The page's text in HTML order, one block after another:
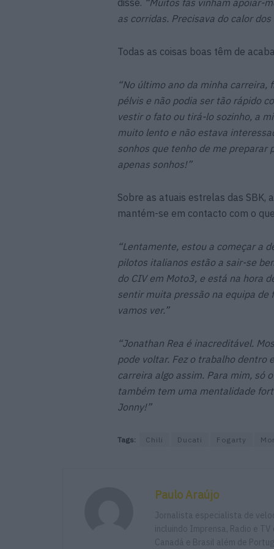
disse. “Muitos fãs vinham apoiar-
as corridas. Precisava do calor
Todas as coisas boas têm de
“No último ano da minha
pélvis e não podia ser tão rápido
vestir o fato ou tirá-lo sozinho, a
muito lento e não estava
sonhos que tenho de me preparar
apenas sonhos!”
Sobre as atuais estrelas das SBK,
mantém-se em contacto com o
“Lentamente, estou a começar a
pilotos italianos estão a sair-se
do CIV em Moto3, e está na hora
sentir muita pressão na equipa de
vamos ver.”
“Jonathan Rea é inacreditável.
pode voltar. Fez o trabalho dentro
carreira algo assim. Para mim, só
também tem uma mentalidade
Jonny!”
Tags: Chili Ducati Fogarty
Paulo Araújo
Jornalista especialista de
incluindo Imprensa, Radio e
Canadá e Brasil além de